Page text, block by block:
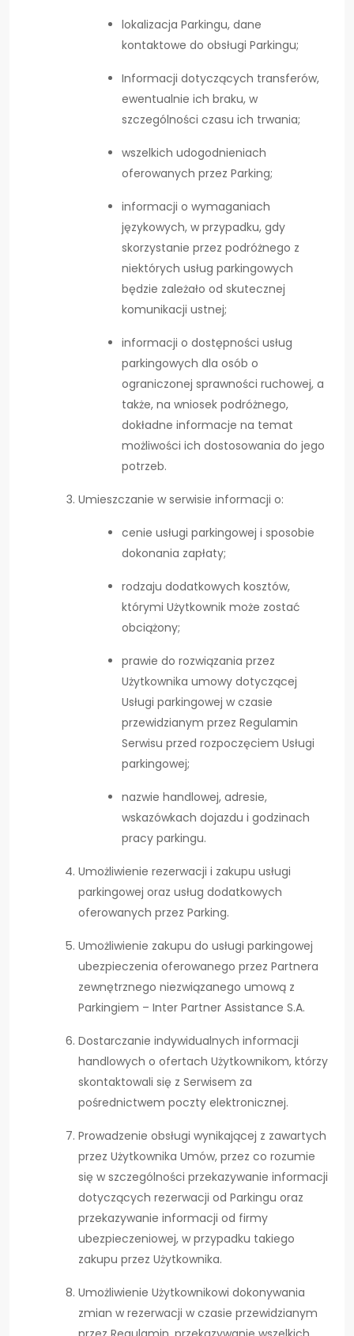
lokalizacja Parkingu, dane
kontaktowe do obsługi Parkingu;
Informacji dotyczących transferów,
ewentualnie ich braku, w
szczególności czasu ich trwania;
wszelkich udogodnieniach
oferowanych przez Parking;
informacji o wymaganiach
językowych, w przypadku, gdy
skorzystanie przez podróżnego z
niektórych usług parkingowych
będzie zależało od skutecznej
komunikacji ustnej;
informacji o dostępności usług
parkingowych dla osób o
ograniczonej sprawności ruchowej, a
także, na wniosek podróżnego,
dokładne informacje na temat
możliwości ich dostosowania do jego
potrzeb.
Umieszczanie w serwisie informacji o:
cenie usługi parkingowej i sposobie
dokonania zapłaty;
rodzaju dodatkowych kosztów,
którymi Użytkownik może zostać
obciążony;
prawie do rozwiązania przez
Użytkownika umowy dotyczącej
Usługi parkingowej w czasie
przewidzianym przez Regulamin
Serwisu przed rozpoczęciem Usługi
parkingowej;
nazwie handlowej, adresie,
wskazówkach dojazdu i godzinach
pracy parkingu.
Umożliwienie rezerwacji i zakupu usługi
parkingowej oraz usług dodatkowych
oferowanych przez Parking.
Umożliwienie zakupu do usługi parkingowej
ubezpieczenia oferowanego przez Partnera
zewnętrznego niezwiązanego umową z
Parkingiem – Inter Partner Assistance S.A.
Dostarczanie indywidualnych informacji
handlowych o ofertach Użytkownikom, którzy
skontaktowali się z Serwisem za
pośrednictwem poczty elektronicznej.
Prowadzenie obsługi wynikającej z zawartych
przez Użytkownika Umów, przez co rozumie
się w szczególności przekazywanie informacji
dotyczących rezerwacji od Parkingu oraz
przekazywanie informacji od firmy
ubezpieczeniowej, w przypadku takiego
zakupu przez Użytkownika.
Umożliwienie Użytkownikowi dokonywania
zmian w rezerwacji w czasie przewidzianym